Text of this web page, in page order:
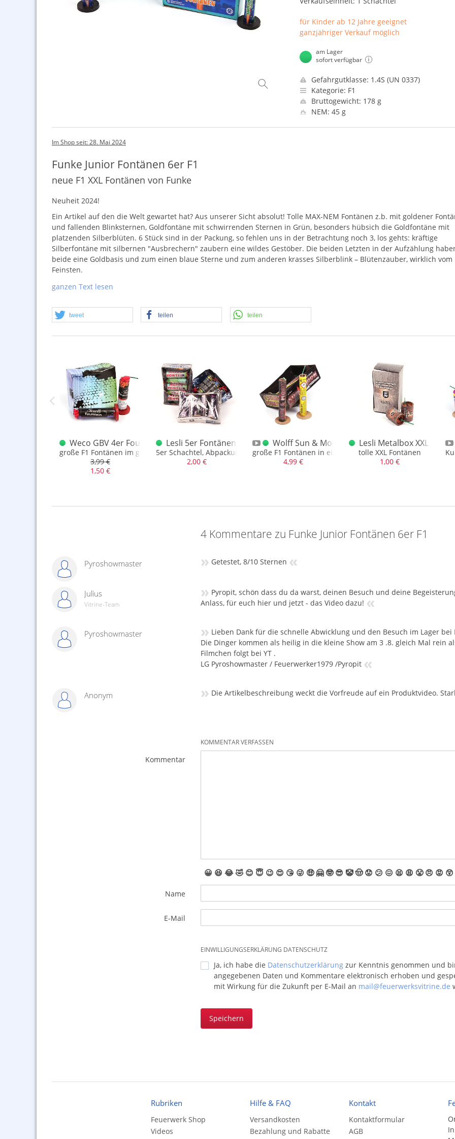
für Kinder ab 12 Jahre geeignet
ganzjähriger Verkauf möglich
am Lager
sofort verfügbar
Gefahrgutklasse: 1.4S (UN 0337)
Kategorie: F1
Bruttogewicht: 178 g
NEM: 45 g
Im Shop seit: 28. Mai 2024
Funke Junior Fontänen 6er F1
neue F1 XXL Fontänen von Funke
Neuheit 2024!
Ein Artikel auf den die Welt gewartet hat? Aus unserer Sicht absolut! Tolle MAX-NEM Fontänen z.b. mit goldener
und fallenden Blinksternen, Goldfontäne mit schwirrenden Sternen in Grün, besonders hübsich die Goldfontäne mit
platzenden Silberblüten. 6 Stück sind in der Packung, so fehlen uns in der Betrachtung noch 3, los gehts: kräftige
Silberfontäne mit silbernen "Ausbrechern" zaubern eine wildes Gestöber. Die beiden Letzten in der Aufzählung
beide eine Goldbasis und zum einen blaue Sterne und zum anderen krasses Silberblink – Blütenzauber, wirklich vom
Feinsten.
Es fällt auf, dass sich hier auch bei F1 Mühe gegeben wird, und das nicht nur bei der Herstellung – entgegen nur
Dieses von Sonstigem abhebt.
Namen:
Silberchrysantheme
Goldchrysantheme
Weißblinker
Grünblinker
ganzen Text lesen
tweet teilen teilen
Knallstern Fontänen 6er
Fontänen mit vers. Effekten
Weco GBV 4er Fourth Fontänen Schachtel F1
große F1 Fontänen im gemischten 4er Sortiment
3,99 €
1,50 €
Lesli 5er Fontänen Schachtel big
5er Schachtel, Abpackung der Mengeneinheit.
2,00 €
Wolff Sun & Moon F1 Fontänen 4er Schachtel
große F1 Fontänen in einer 4er Schachtel
4,99 €
Lesli Metalbox XXL
tolle XXL Fontänen
1,00 €
4 Kommentare zu Funke Junior Fontänen 6er F1
Pyroshowmaster » Getestet, 8/10 Sternen «
Julius
Vitrine-Team
» Pyropit, schön dass du da warst, deinen Besuch und deine
Anlass, für euch hier und jetzt - das Video dazu! «
Pyroshowmaster » Lieben Dank für die schnelle Abwicklung und den Besuch im Lager bei
Die Dinger kommen als heilig in die kleine Show am 3 .8. gleich Mal rein
Filmchen folgt bei YT .
LG Pyroshowmaster / Feuerwerker1979 /Pyropit «
Anonym » Die Artikelbeschreibung weckt die Vorfreude auf ein Produktvideo.
KOMMENTAR VERFASSEN
Kommentar
😀 😆 😂🤣 😊 😇 😉 😍 😘 😜 🤑 🤗 🤓 😎 🤡🤠 😟 😕 😖 😫 😩 😤 😠 😡 😲
Name
E-Mail
EINWILLIGUNGSERKLÄRUNG DATENSCHUTZ
Ja, ich habe die Datenschutzerklärungzur Kenntnis genommen und
angegebenen Daten und Kommentare elektronisch erhoben und
mit Wirkung für die Zukunft per E-Mail an mail@feuerwerksvitrine.de
Speichern
Rubriken
Feuerwerk Shop
Videos
Hilfe & FAQ
Versandkosten
Bezahlung und Rabatte
Kontakt
Kontaktformular
AGB